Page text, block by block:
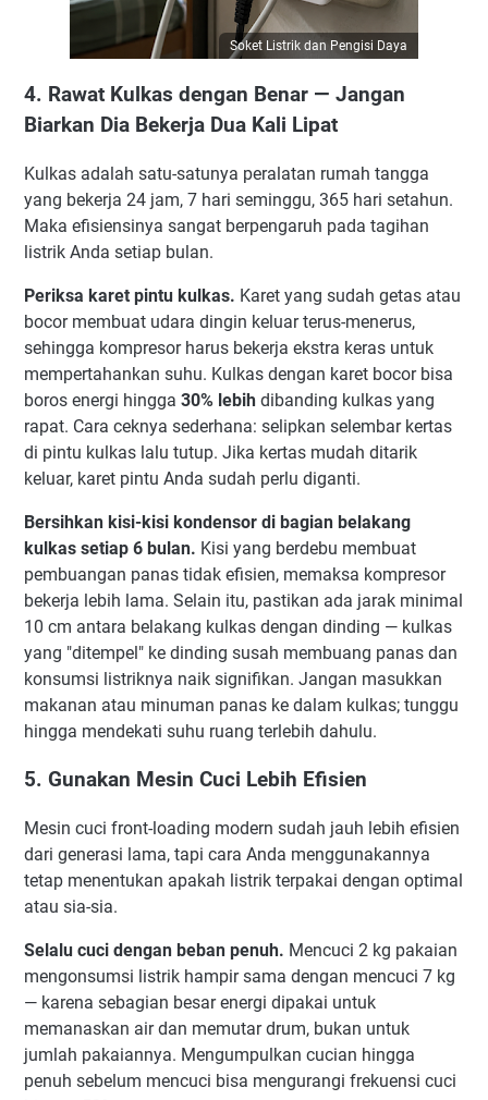
Soket Listrik dan Pengisi Daya
4. Rawat Kulkas dengan Benar — Jangan
Biarkan Dia Bekerja Dua Kali Lipat
Kulkas adalah satu-satunya peralatan rumah tangga
yang bekerja 24 jam, 7 hari seminggu, 365 hari setahun.
Maka efisiensinya sangat berpengaruh pada tagihan
listrik Anda setiap bulan.
Periksa karet pintu kulkas. Karet yang sudah getas atau
bocor membuat udara dingin keluar terus-menerus,
sehingga kompresor harus bekerja ekstra keras untuk
mempertahankan suhu. Kulkas dengan karet bocor bisa
boros energi hingga 30% lebih dibanding kulkas yang
rapat. Cara ceknya sederhana: selipkan selembar kertas
di pintu kulkas lalu tutup. Jika kertas mudah ditarik
keluar, karet pintu Anda sudah perlu diganti.
Bersihkan kisi-kisi kondensor di bagian belakang
kulkas setiap 6 bulan. Kisi yang berdebu membuat
pembuangan panas tidak efisien, memaksa kompresor
bekerja lebih lama. Selain itu, pastikan ada jarak minimal
10 cm antara belakang kulkas dengan dinding — kulkas
yang "ditempel" ke dinding susah membuang panas dan
konsumsi listriknya naik signifikan. Jangan masukkan
makanan atau minuman panas ke dalam kulkas; tunggu
hingga mendekati suhu ruang terlebih dahulu.
5. Gunakan Mesin Cuci Lebih Efisien
Mesin cuci front-loading modern sudah jauh lebih efisien
dari generasi lama, tapi cara Anda menggunakannya
tetap menentukan apakah listrik terpakai dengan optimal
atau sia-sia.
Selalu cuci dengan beban penuh. Mencuci 2 kg pakaian
mengonsumsi listrik hampir sama dengan mencuci 7 kg
— karena sebagian besar energi dipakai untuk
memanaskan air dan memutar drum, bukan untuk
jumlah pakaiannya. Mengumpulkan cucian hingga
penuh sebelum mencuci bisa mengurangi frekuensi cuci